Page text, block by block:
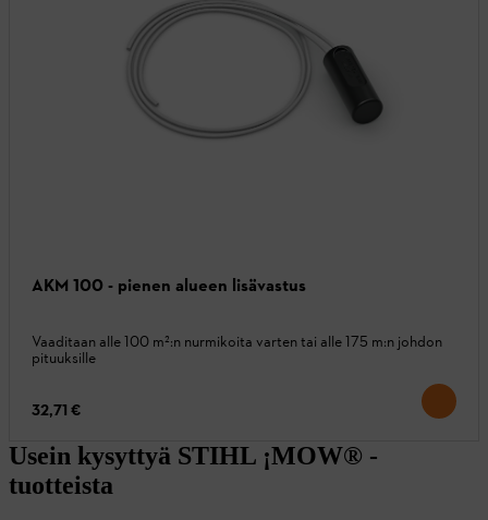
AKM 100 - pienen alueen lisävastus
Vaaditaan alle 100 m²:n nurmikoita varten tai alle 175 m:n johdon
pituuksille
32,71 €
Usein kysyttyä STIHL ¡MOW® -
tuotteista